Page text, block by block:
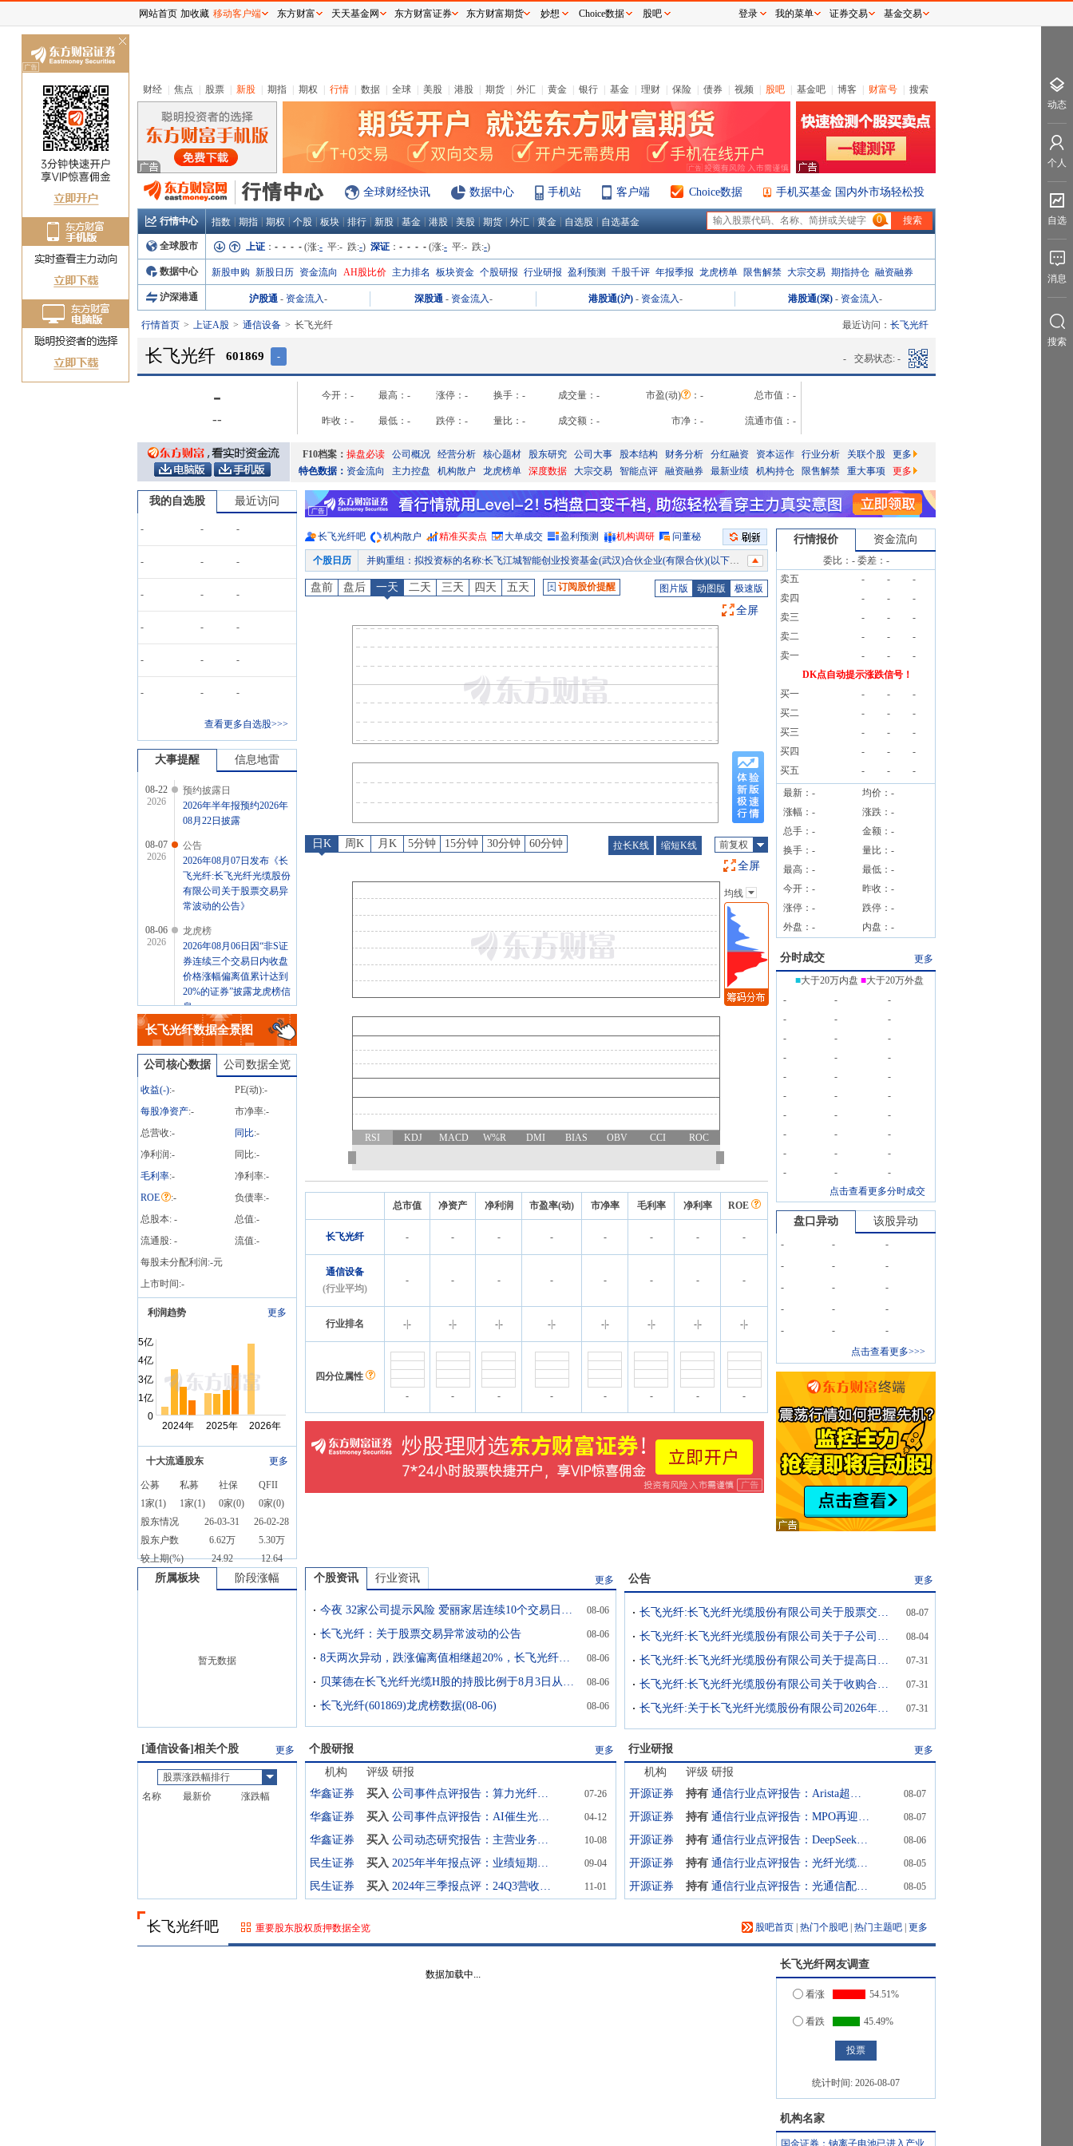
财经 焦点 股票 新股 期指 期权 行情 数据 全球 美股 港股 期货 外汇 黄金 银行 基金 理财 保险 债券 视频 股吧 基金吧 博客 财富号 搜索
全球财经快讯 数据中心 手机站 客户端 Choice数据 手机买基金 国内外市场轻松投
行情中心 指数 期指 期权 个股 板块 排行 新股 基金 港股 美股 期货 外汇 黄金 自选股 自选基金 0
全球股市 上证 ： - - - - (涨:- 平:- 跌:-) 深证 ： - - - - (涨:- 平:- 跌:-)
数据中心 新股申购 新股日历 资金流向 AH股比价 主力排名 板块资金 个股研报 行业研报 盈利预测 千股千评 年报季报 龙虎榜单 限售解禁 大宗交易 期指持仓 融资融券
沪深港通 沪股通 - 资金流入- 深股通 - 资金流入- 港股通(沪) - 资金流入- 港股通(深) - 资金流入-
行情首页 上证A股 通信设备 长飞光纤 最近访问： 长飞光纤
长飞光纤 601869 - - 交易状态: -
-
--
今开： - 最高： - 涨停： - 换手： - 成交量： - 市盈(动) ： - 总市值： -
昨收： - 最低： - 跌停： - 量比： - 成交额： - 市净： - 流通市值： -
F10档案： 操盘必读 公司概况 经营分析 核心题材 股东研究 公司大事 股本结构 财务分析 分红融资 资本运作 行业分析 关联个股
更多
特色数据： 资金流向 主力控盘 机构散户 龙虎榜单 深度数据 大宗交易 智能点评 融资融券 最新业绩 机构持仓 限售解禁 重大事项 更多
我的自选股 最近访问
- - -
- - -
- - -
- - -
- - -
- - -
查看更多自选股>>>
大事提醒 信息地雷
08-22
2026
预约披露日
2026年半年报预约2026年
08月22日披露
08-07
2026
公告
2026年08月07日发布《长
飞光纤:长飞光纤光缆股份
有限公司关于股票交易异
常波动的公告》
08-06
2026
龙虎榜
2026年08月06日因“非S证
券连续三个交易日内收盘
价格涨幅偏离值累计达到
20%的证券”披露龙虎榜信
息
08-05
2026
龙虎榜
2026年08月05日因“有价格
涨跌幅限制的日价格振幅
达到15%的前五只证券”披
露龙虎榜信息
长飞光纤数据全景图
公司核心数据 公司数据全览
收益(-):- PE(动):-
每股净资产:- 市净率:-
总营收:- 同比:-
净利润:- 同比:-
毛利率:- 净利率:-
ROE
:- 负债率:-
总股本: - 总值:-
流通股: - 流值:-
每股未分配利润:-元
上市时间:-
利润趋势 更多
十大流通股东 更多
公募 私募 社保
QFII
1家(1) 1家(1) 0家(0) 0家(0)
股东情况
26-03-31
26-02-28
股东户数
6.62万
5.30万
较上期(%)
24.92 12.64
长飞光纤吧 机构散户 精准买卖点 大单成交 盈利预测 机构调研 问董秘
个股日历 并购重组 ： 拟投资标的名称:长飞江城智能创业投资基金(武汉)合伙企业(有限合伙)(以下简称“长飞智能基金”或“私募基金”)。拟投资金额:长飞光纤光缆股份有限公司(以下简称“公司”或“本公司”)子公司武汉市长飞资本管理有限责任公司(以下简称“长飞资本”)拟作为有限合伙人参与设立长飞智能基金(以下简称“本次投资”)。长飞智能基金规模为人民币50,000万元,其中长飞资本拟出资人民币17,000万元。占长飞智能基金出资总额的34.00%。
公告：2026年08月04日发布《长飞光纤:长飞光纤光缆股份有限公司关于子公司拟参与设立私募基金的公告》
并购重组
本公司于2026年7月30日与Draka签署《关于长飞光纤光缆(上海)有限公司25%股权转让协议》,公司以欧元1,200.00万元的对价收购Draka持有的长飞上海25.00%的股权。本次交易完成后,本公司将持有长飞上海100.00%的股权,长飞上海将由本公司合营公司变为本公司全资子公司,被纳入公司合并报表范围。
关联交易：2026年07月31日公布与Prysmian S.p.A(其它关联关系)发生1笔交易，合计金额1.03亿元，款项涉及销售商品
关联交易 ：2026年07月31日公布与长飞光纤光缆(上海)有限公司(其它关联关系)发生1笔交易，合计金额2.85亿元，款项涉及销售商品
预约披露日：2026年半年报预约2026年08月22日披露
公告：2026年08月07日发布《长飞光纤:长飞光纤光缆股份有限公司关于股票交易异常波动的公告》
龙虎榜：2026年08月05日因“有价格涨跌幅限制的日价格振幅达到15%的前五只证券”披露龙虎榜信息
盘前 盘后 一天 二天 三天 四天 五天 订阅股价提醒 图片版 动图版 极速版
全屏
日K 周K 月K 5分钟 15分钟 30分钟 60分钟 拉长K线 缩短K线 前复权
全屏
主图指标
均线
EXPMA
SAR
BBI
RSI KDJ MACD W%R DMI BIAS OBV CCI ROC
均线
总市值 净资产 净利润 市盈率(动) 市净率 毛利率 净利率 ROE
长飞光纤 - - - - - - - -
通信设备
(行业平均)
- - - - - - - -
行业排名 -- -- -|- -- -|- -|- -|- --
四分位属性
-
- - - - - - -
行情报价 资金流向
委比： -委差： -
卖五
- -
-
卖四
- -
-
卖三
- -
-
卖二
- -
-
卖一
- -
-
DK点自动提示涨跌信号！
买一
- -
-
买二
- -
-
买三
- -
-
买四
- -
-
买五
- -
-
最新： - 均价： -
涨幅： - 涨跌： -
总手： - 金额： -
换手： - 量比： -
最高： - 最低： -
今开： - 昨收： -
涨停： - 跌停： -
外盘： - 内盘： -
分时成交
更多
■大于20万内盘 ■大于20万外盘
-
-
-
-
-
-
-
-
-
-
-
-
-
-
-
-
-
-
-
-
-
-
-
-
-
-
-
-
-
-
点击查看更多分时成交
盘口异动 该股异动
- -
-
-
-
-
-
-
-
-
-
-
-
-
-
点击查看更多>>>
所属板块 阶段涨幅
暂无数据
个股资讯 行业资讯 更多
今夜 32家公司提示风险 爱丽家居连续10个交易日涨停 08-06
长飞光纤：关于股票交易异常波动的公告 08-06
8天两次异动，跌涨偏离值相继超20%，长飞光纤披露上半年业绩预增后股价波动加剧 08-06
贝莱德在长飞光纤光缆H股的持股比例于8月3日从7.86%降至6.75% 08-06
长飞光纤(601869)龙虎榜数据(08-06) 08-06
公告 更多
长飞光纤:长飞光纤光缆股份有限公司关于股票交易异常波动的公告 08-07
长飞光纤:长飞光纤光缆股份有限公司关于子公司拟参与设立私募基金的公告 08-04
长飞光纤:长飞光纤光缆股份有限公司关于提高日常关联交易额度的公告 07-31
长飞光纤:长飞光纤光缆股份有限公司关于收购合营公司股权暨关联交易公告 07-31
长飞光纤:关于长飞光纤光缆股份有限公司2026年第一次临时股东会的法律意见书 07-31
[通信设备]相关个股 更多
股票涨跌幅排行
名称
最新价 涨跌幅
个股研报 更多
机构 评级 研报
华鑫证券
买入 公司事件点评报告：算力光纤需求持续爆发，全链条制造壁垒巩固长期盈利弹性 07-26
华鑫证券 买入 公司事件点评报告：AI催生光纤光缆新需求，棒纤缆一体化生产把握上行周期 04-12
华鑫证券 买入 公司动态研究报告：主营业务提质增效，大力拓展新型光纤研发应用 10-08
民生证券 买入 2025年半年报点评：业绩短期承压，关注新型光纤产品应用 09-04
民生证券 买入 2024年三季报点评：24Q3营收和扣非利润转正，AI需求带动出货好转 11-01
行业研报 更多
机构 评级 研报
开源证券
持有 通信行业点评报告：Arista超预期，交换网络利好不断 08-07
开源证券 持有 通信行业点评报告：MPO再迎利好 08-07
开源证券 持有 通信行业点评报告：DeepSeek官宣涨价，国产Token链核心受益 08-06
开源证券 持有 通信行业点评报告：光纤光缆配置时点已至 08-05
开源证券 持有 通信行业点评报告：光通信配置时刻已至 08-05
长飞光纤吧 重要股东股权质押数据全览 股吧首页 热门个股吧 热门主题吧 更多
长飞光纤网友调查
看涨 54.51%
看跌 45.49%
统计时间: 2026-08-07
机构名家
国金证券：钠离子电池已进入产业
网站首页 加收藏 移动客户端 东方财富 天天基金网 东方财富证券 东方财富期货 妙想 Choice数据 股吧 登录 我的菜单 证券交易 基金交易
动态
个人
自选
消息
搜索